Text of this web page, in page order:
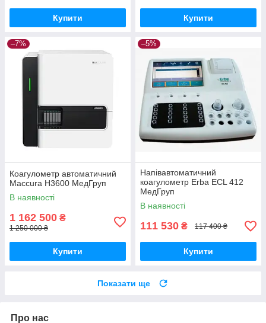
Купити Купити
–7%
Коагулометр автоматичний
Maccura H3600 МедГруп
В наявності
1 162 500 ₴
1 250 000 ₴
Купити
–5%
Напівавтоматичний
коагулометр Erba ECL 412
МедГруп
В наявності
111 530 ₴ 117 400 ₴
Купити
Показати ще
Про нас